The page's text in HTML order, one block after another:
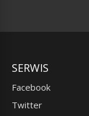
SERWIS
Facebook
Twitter